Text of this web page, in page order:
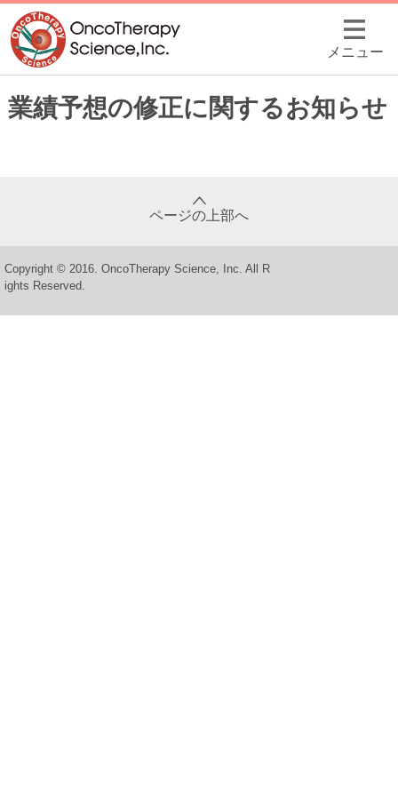
メニュー
業績予想の修正に関するお知らせ
ページの上部へ
Copyright © 2016. OncoTherapy Science, Inc. All R
ights Reserved.